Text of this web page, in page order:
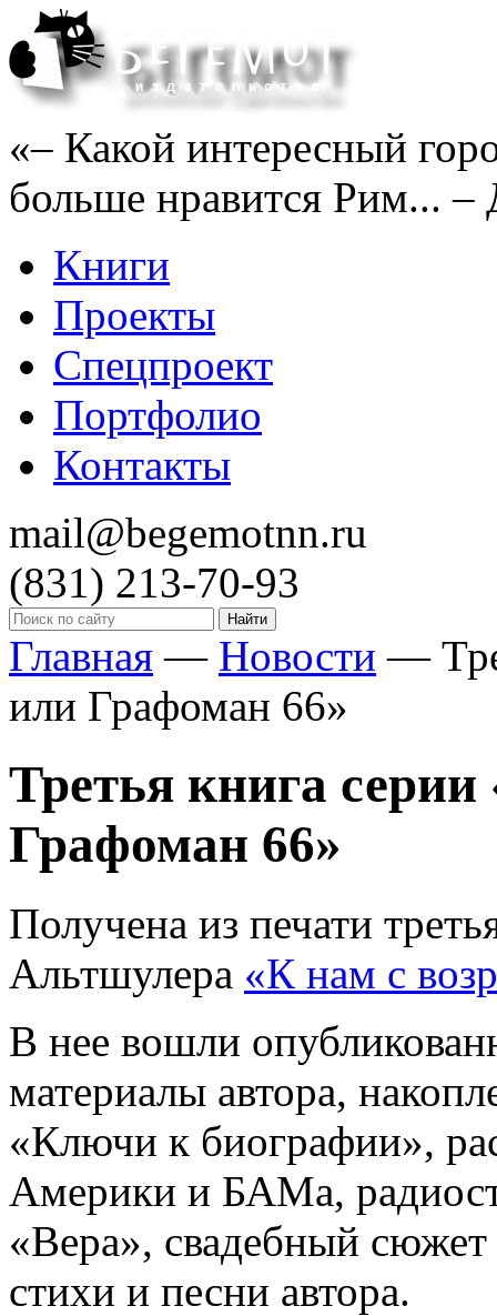
«– Какой интересный
больше нравится Рим... –
Книги
Проекты
Спецпроект
Портфолио
Контакты
mail@begemotnn.ru
(831) 213-70-93
Главная — Новости —
или Графоман 66»
Третья книга
Графоман 66»
Получена из печати
Альтшулера «К нам с
В нее вошли
материалы автора,
«Ключи к биографии»,
Америки и БАМа,
«Вера», свадебный
стихи и песни автора.